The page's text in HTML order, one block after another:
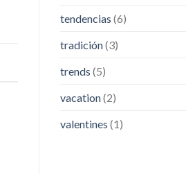
tendencias (6)
tradición(3)
trends (5)
vacation(2)
valentines (1)